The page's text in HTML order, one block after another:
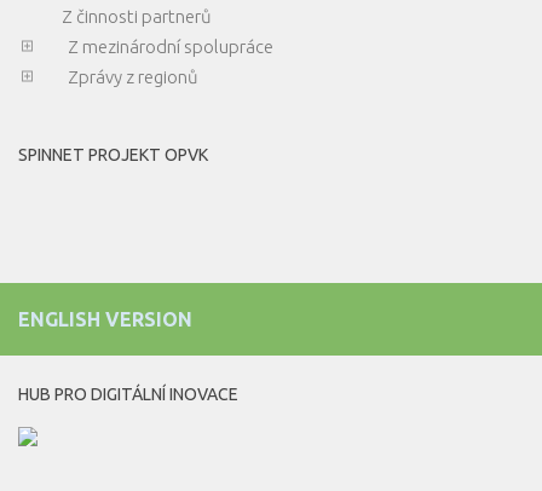
Z činnosti partnerů
Z mezinárodní spolupráce
Zprávy z regionů
SPINNET PROJEKT OPVK
ENGLISH VERSION
HUB PRO DIGITÁLNÍ INOVACE